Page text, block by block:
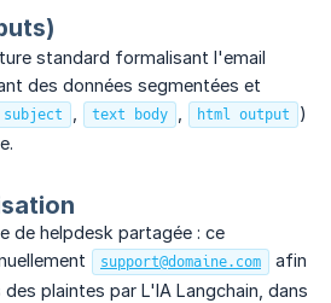
standard formalisant l'email
des données segmentées et
subject text body html output
)
de helpdesk partagée : ce
support@domaine.com
afin
plaintes par L'IA Langchain, dans